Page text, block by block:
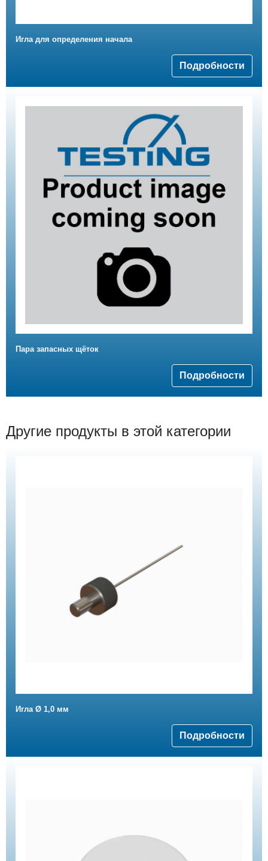
Игла для определения начала
Подробности
Пара запасных щёток
Подробности
Другие продукты в этой категории
Игла Ø 1,0 мм
Подробности